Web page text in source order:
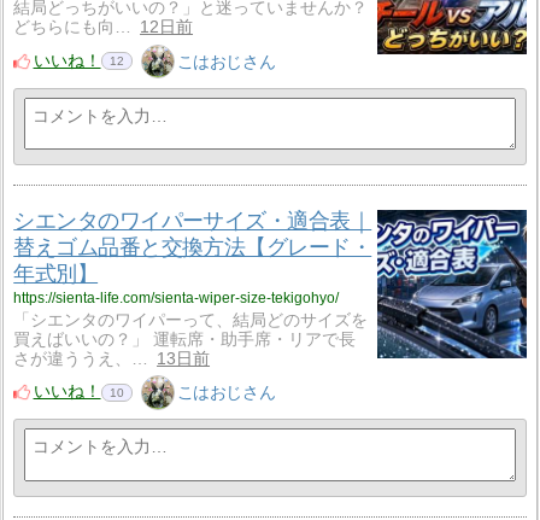
結局どっちがいいの？」と迷っていませんか？
どちらにも向…
12日前
いいね！
12 こはおじさん
シエンタのワイパーサイズ・適合表｜
替えゴム品番と交換方法【グレード・
年式別】
https://sienta-life.com/sienta-wiper-size-tekigohyo/
「シエンタのワイパーって、結局どのサイズを
買えばいいの？」 運転席・助手席・リアで長
さが違ううえ、…
13日前
いいね！
10 こはおじさん